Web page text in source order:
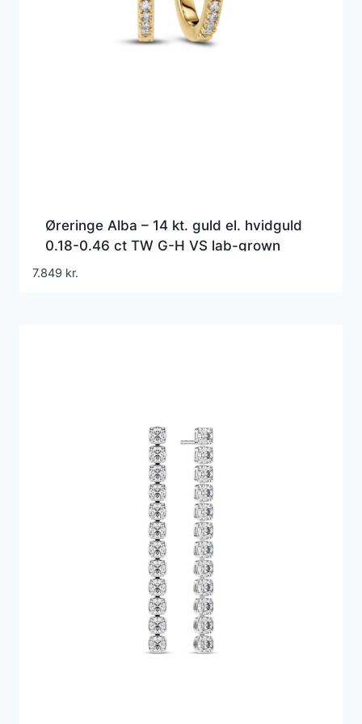
Øreringe Alba – 14 kt. guld el. hvidguld
0.18-0.46 ct TW G-H VS lab-grown
diamanter
7.849 kr.